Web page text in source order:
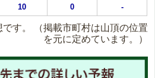
10 0 -
す。
（掲載市町村は山頂の位置
を元に定めています。）